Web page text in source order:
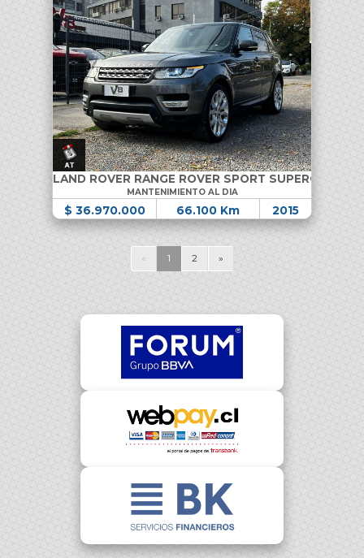
LAND ROVER RANGE ROVER SPORT
MANTENIMIENTO AL DIA
$ 36.970.000 66.100 Km 2015
« 1 2 »